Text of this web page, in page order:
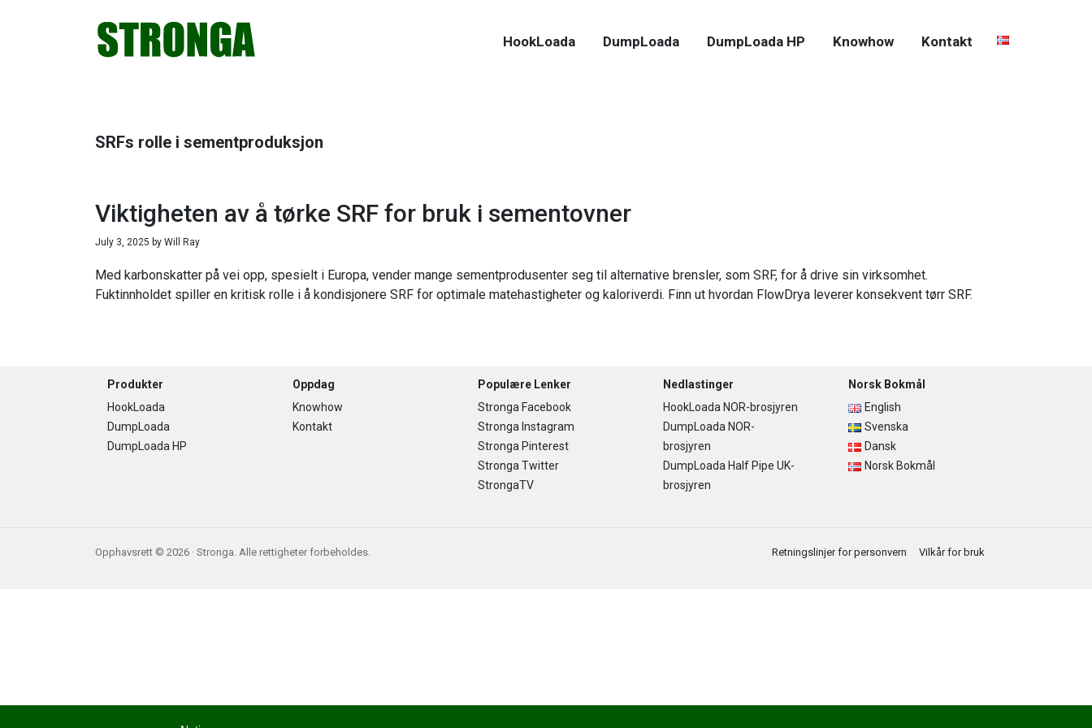
HookLoada DumpLoada DumpLoada HP Knowhow Kontakt
SRFs rolle i sementproduksjon
Viktigheten av å tørke SRF for bruk i sementovner
July 3, 2025 by Will Ray
Med karbonskatter på vei opp, spesielt i Europa, vender mange sementprodusenter seg til alternative brensler, som SRF, for å drive sin virksomhet.
Fuktinnholdet spiller en kritisk rolle i å kondisjonere SRF for optimale matehastigheter og kaloriverdi. Finn ut hvordan FlowDrya leverer konsekvent tørr SRF.
Footer
Produkter
HookLoada
DumpLoada
DumpLoada HP
Oppdag
Knowhow
Kontakt
Populære Lenker
Stronga Facebook
Stronga Instagram
Stronga Pinterest
Stronga Twitter
StrongaTV
Nedlastinger
HookLoada NOR-brosjyren
DumpLoada NOR-
brosjyren
DumpLoada Half Pipe UK-
brosjyren
Norsk Bokmål
English
Svenska
Dansk
Norsk Bokmål
Opphavsrett © 2026 · Stronga. Alle rettigheter forbeholdes. Retningslinjer for personvern Vilkår for bruk